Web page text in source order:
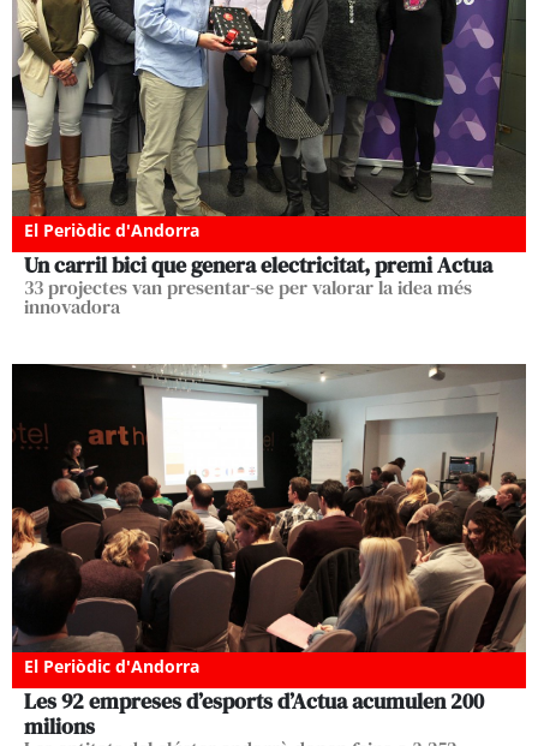
El Periòdic d'Andorra
Un carril bici que genera electricitat, premi Actua
33 projectes van presentar-se per valorar la idea més
innovadora
El Periòdic d'Andorra
Les 92 empreses d’esports d’Actua acumulen 200
milions